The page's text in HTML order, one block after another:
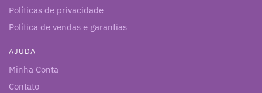
Políticas de privacidade
Política de vendas e garantias
AJUDA
Minha Conta
Contato